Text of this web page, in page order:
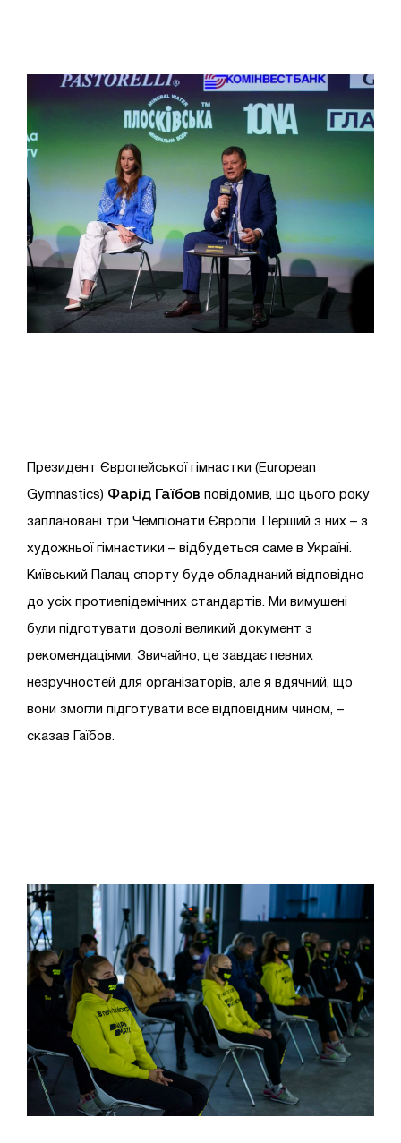
Президент Європейської гімнастки (European
Gymnastics) Фарід Гаїбов повідомив, що цього року
заплановані три Чемпіонати Європи. Перший з них – з
художньої гімнастики – відбудеться саме в Україні.
Київський Палац спорту буде обладнаний відповідно
до усіх протиепідемічних стандартів. Ми вимушені
були підготувати доволі великий документ з
рекомендаціями. Звичайно, це завдає певних
незручностей для організаторів, але я вдячний, що
вони змогли підготувати все відповідним чином, –
сказав Гаїбов.